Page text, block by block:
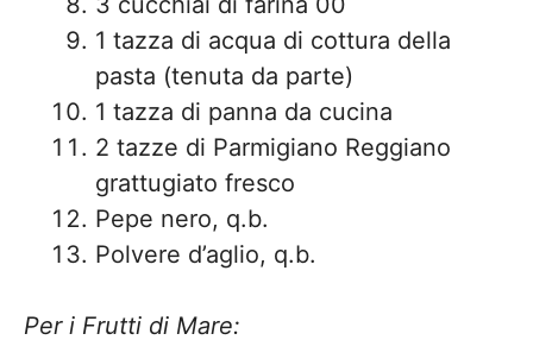
1 tazza di acqua di cottura della
pasta (tenuta da parte)
1 tazza di panna da cucina
2 tazze di Parmigiano Reggiano
grattugiato fresco
Pepe nero, q.b.
Polvere d’aglio, q.b.
Per i Frutti di Mare: